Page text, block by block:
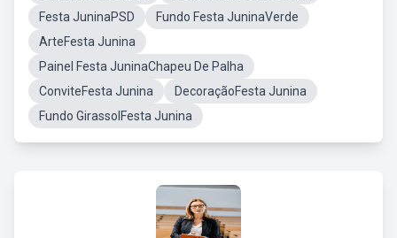
Festa JuninaPSD
Fundo Festa JuninaVerde
ArteFesta Junina
Painel Festa JuninaChapeu De Palha
ConviteFesta Junina
DecoraçãoFesta Junina
Fundo GirassolFesta Junina